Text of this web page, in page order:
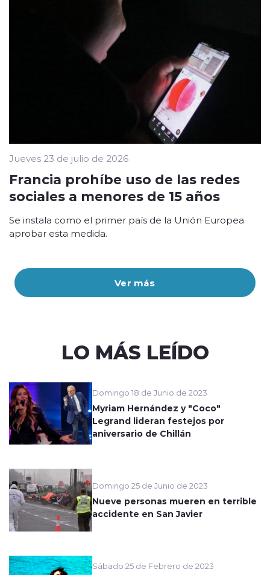
Ver más
Jueves 23 de julio de 2026
Francia prohíbe uso de las redes
sociales a menores de 15 años
Se instala como el primer país de la Unión Europea
aprobar esta medida.
LO MÁS LEÍDO
Domingo 18 de Junio de 2023
Myriam Hernández y "Coco"
Legrand lideran festejos por
aniversario de Chillán
Domingo 25 de Junio de 2023
Nueve personas mueren en terrible
accidente en San Javier
Sábado 25 de Febrero de 2023